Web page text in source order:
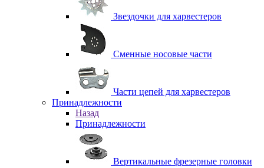
Звездочки для харвестеров
Сменные носовые части
Части цепей для харвестеров
Принадлежности
Назад
Принадлежности
Вертикальные фрезерные головки